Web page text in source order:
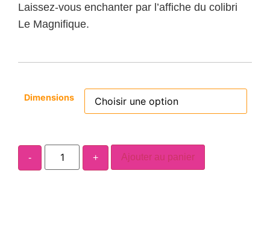
Laissez-vous enchanter par l’affiche du colibri
Le Magnifique.
Dimensions
- + Ajouter au panier